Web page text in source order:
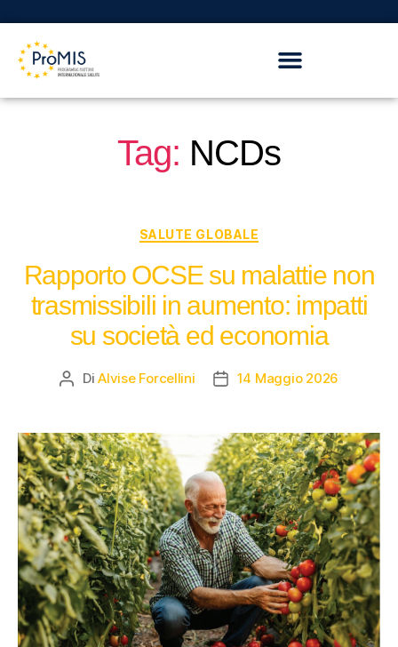
Tag: NCDs
SALUTE GLOBALE
Rapporto OCSE su malattie non
trasmissibili in aumento: impatti
su società ed economia
DiAlvise Forcellini 14 Maggio 2026